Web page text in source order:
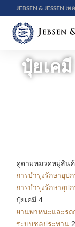
JEBSEN & JESSEN
ปุ๋ยเคมี
ดูตามหมวดหมู่สิน
การบำรุงรักษาอุป
การบำรุงรักษาอุป
ปุ๋ยเคมี 4
ยานพาหนะและรถ
ระบบชลประทาน